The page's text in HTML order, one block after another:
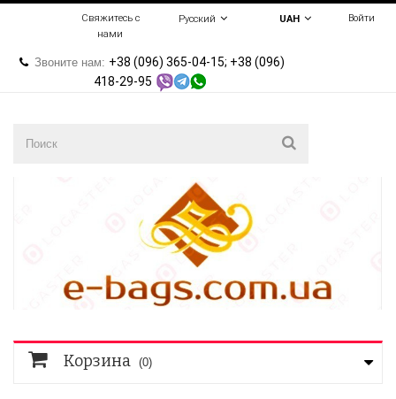
Войти
UAH
Русский
Свяжитесь с
нами
Звоните нам: +38 (096) 365-04-15; +38 (096)
418-29-95
Корзина (0)